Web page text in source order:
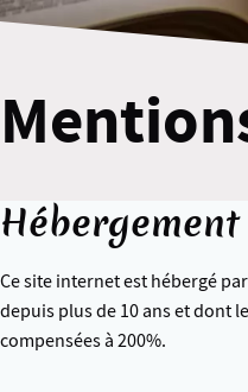
Hébergement
Ce site internet est hébergé par
depuis plus de 10 ans et dont
compensées à 200%.